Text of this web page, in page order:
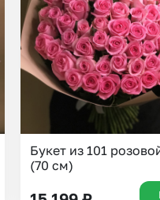
рублей
пятница
Все
Букет из 101
(70 см)